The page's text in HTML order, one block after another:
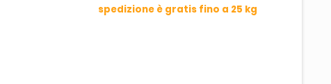
spedizione è gratis fino a 25 kg